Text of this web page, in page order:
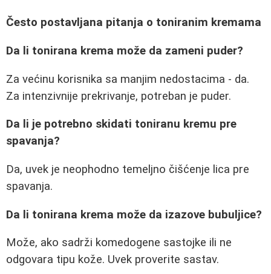
Često postavljana pitanja o toniranim kremama
Da li tonirana krema može da zameni puder?
Za većinu korisnika sa manjim nedostacima - da.
Za intenzivnije prekrivanje, potreban je puder.
Da li je potrebno skidati toniranu kremu pre
spavanja?
Da, uvek je neophodno temeljno čišćenje lica pre
spavanja.
Da li tonirana krema može da izazove bubuljice?
Može, ako sadrži komedogene sastojke ili ne
odgovara tipu kože. Uvek proverite sastav.